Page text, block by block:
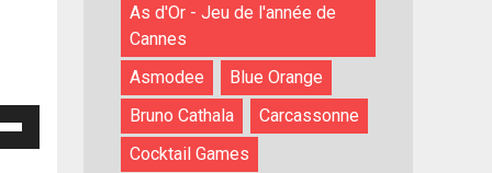
As d'Or - Jeu de l'année de
Cannes
Asmodee
Blue Orange
Bruno Cathala
Carcassonne
Cocktail Games